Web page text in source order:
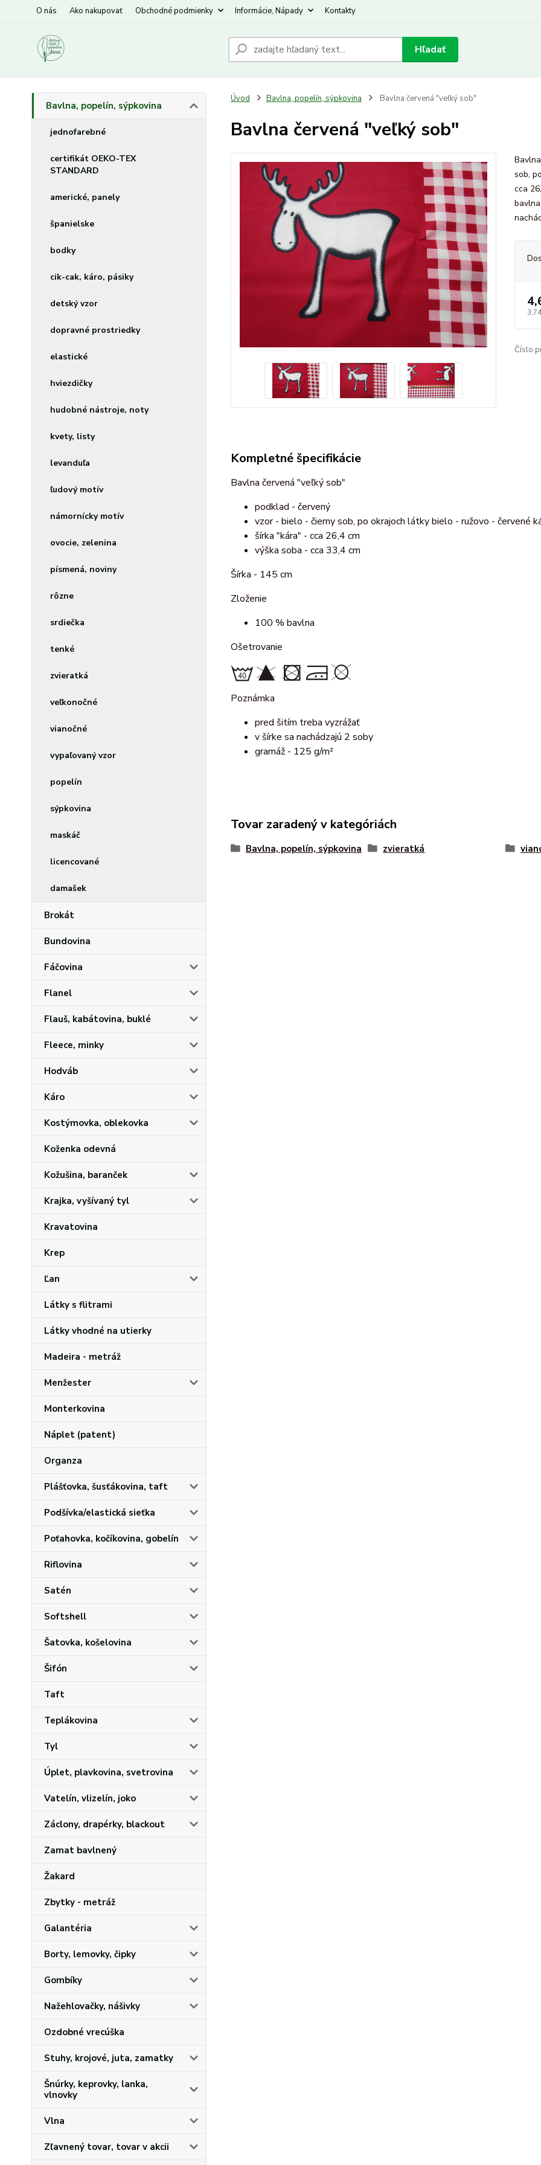
O nás Ako nakupovať Obchodné podmienky Informácie, Nápady Kontakty
Hľadať
Bavlna, popelín, sýpkovina
jednofarebné
certifikát OEKO-TEX
STANDARD
americké, panely
španielske
bodky
cik-cak, káro, pásiky
detský vzor
dopravné prostriedky
elastické
hviezdičky
hudobné nástroje, noty
kvety, listy
levanduľa
ľudový motív
námornícky motív
ovocie, zelenina
písmená, noviny
rôzne
srdiečka
tenké
zvieratká
veľkonočné
vianočné
vypaľovaný vzor
popelín
sýpkovina
maskáč
licencované
damašek
Brokát
Bundovina
Fáčovina
Flanel
Flauš, kabátovina, buklé
Fleece, minky
Hodváb
Káro
Kostýmovka, oblekovka
Koženka odevná
Kožušina, baranček
Krajka, vyšívaný tyl
Kravatovina
Krep
Ľan
Látky s flitrami
Látky vhodné na utierky
Madeira - metráž
Menžester
Monterkovina
Náplet (patent)
Organza
Plášťovka, šusťákovina, taft
Podšívka/elastická sieťka
Poťahovka, kočíkovina, gobelín
Riflovina
Satén
Softshell
Šatovka, košelovina
Šifón
Taft
Teplákovina
Tyl
Úplet, plavkovina, svetrovina
Vatelín, vlizelín, joko
Záclony, drapérky, blackout
Zamat bavlnený
Žakard
Zbytky - metráž
Galantéria
Borty, lemovky, čipky
Gombíky
Nažehlovačky, nášivky
Ozdobné vrecúška
Stuhy, krojové, juta, zamatky
Šnúrky, keprovky, lanka,
vlnovky
Vlna
Zľavnený tovar, tovar v akcii
Úvod Bavlna, popelín, sýpkovina Bavlna červená "veľký sob"
Bavlna červená "veľký sob"
sob,
cca
Číslo
Kompletné špecifikácie
Bavlna červená "veľký sob"
podklad - červený
vzor - bielo - čierny sob, po okrajoch látky bielo - ružovo - červené
šírka "kára" - cca 26,4 cm
výška soba - cca 33,4 cm
Šírka - 145 cm
Zloženie
100 % bavlna
Ošetrovanie
Poznámka
pred šitím treba vyzrážať
v šírke sa nachádzajú 2 soby
gramáž - 125 g/m²
Tovar zaradený v kategóriách
Bavlna, popelín, sýpkovina zvieratká